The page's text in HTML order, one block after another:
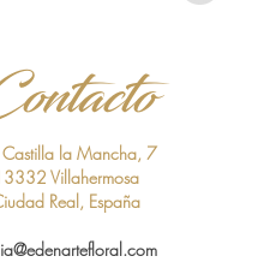
la Mancha, 7
Villahermosa
Real, España